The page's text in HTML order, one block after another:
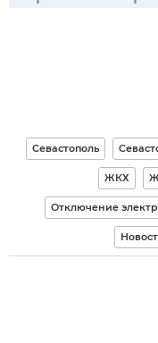
Севастополь
ЖКХ
Отключение